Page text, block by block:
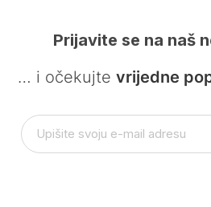
Prijavite se na naš
… i očekujte vrijedne